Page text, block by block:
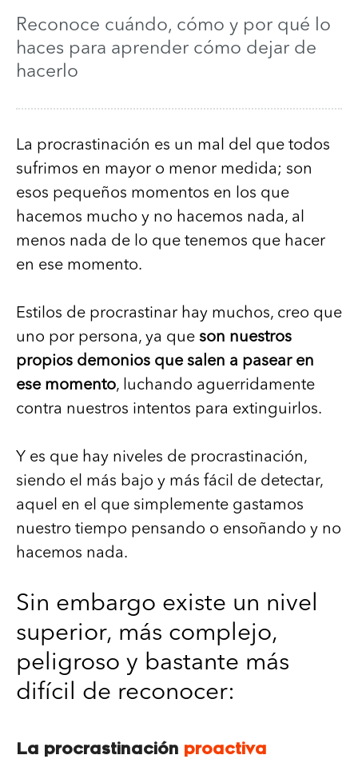
Reconoce cuándo, cómo y por qué lo
haces para aprender cómo dejar de
hacerlo
La procrastinación es un mal del que todos
sufrimos en mayor o menor medida; son
esos pequeños momentos en los que
hacemos mucho y no hacemos nada, al
menos nada de lo que tenemos que hacer
en ese momento.
Estilos de procrastinar hay muchos, creo que
uno por persona, ya que son nuestros
propios demonios que salen a pasear en
ese momento, luchando aguerridamente
contra nuestros intentos para extinguirlos.
Y es que hay niveles de procrastinación,
siendo el más bajo y más fácil de detectar,
aquel en el que simplemente gastamos
nuestro tiempo pensando o ensoñando y no
hacemos nada.
Sin embargo existe un nivel
superior, más complejo,
peligroso y bastante más
difícil de reconocer:
La procrastinación proactiva